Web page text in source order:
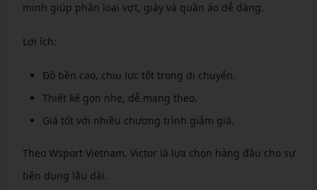
minh giúp phân loại vợt, giày và quần áo dễ dàng.
Lợi ích:
Độ bền cao, chịu lực tốt trong di chuyển.
Thiết kế gọn nhẹ, dễ mang theo.
Giá tốt với nhiều chương trình giảm giá.
Theo Wsport Vietnam, Victor là lựa chọn hàng đầu cho sự
tiện dụng lâu dài.